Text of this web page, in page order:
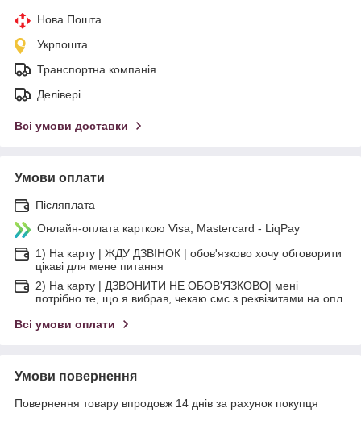
Нова Пошта
Укрпошта
Транспортна компанія
Делівері
Всі умови доставки
Умови оплати
Післяплата
Онлайн-оплата карткою Visa, Mastercard - LiqPay
1) На карту | ЖДУ ДЗВІНОК | обов'язково хочу обговорити
цікаві для мене питання
2) На карту | ДЗВОНИТИ НЕ ОБОВ'ЯЗКОВО| мені
потрібно те, що я вибрав, чекаю смс з реквізитами на опл
Всі умови оплати
Умови повернення
Повернення товару впродовж 14 днів за рахунок покупця